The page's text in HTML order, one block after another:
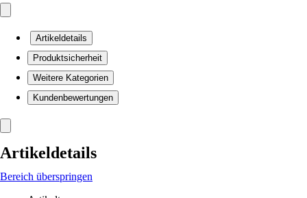
Artikeldetails
Produktsicherheit
Weitere Kategorien
Kundenbewertungen
Artikeldetails
Bereich überspringen